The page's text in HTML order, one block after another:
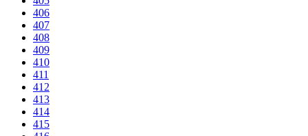
406
407
408
409
410
411
412
413
414
415